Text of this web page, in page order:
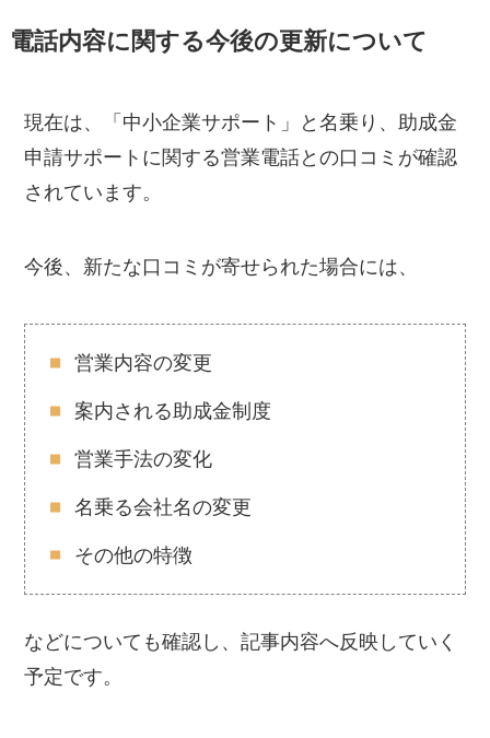
電話内容に関する今後の更新について
現在は、「中小企業サポート」と名乗り、助成金
申請サポートに関する営業電話との口コミが確認
されています。
今後、新たな口コミが寄せられた場合には、
営業内容の変更
案内される助成金制度
営業手法の変化
名乗る会社名の変更
その他の特徴
などについても確認し、記事内容へ反映していく
予定です。